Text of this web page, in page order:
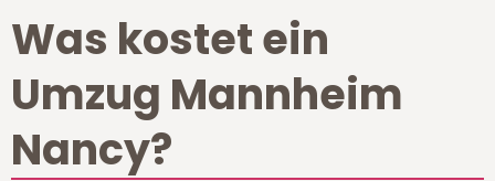
Was kostet ein
Umzug Mannheim
Nancy?